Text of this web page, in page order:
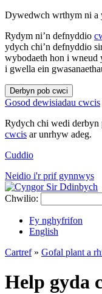
Dywedwch wrthym ni a
Rydym ni’n defnyddio
ydych chi’n defnyddio
wybodaeth hon i wneud
i gwella ein
Derbyn pob cwci
Gosod dewisiadau cwcis
Rydych chi wedi
cwcis ar unrhyw adeg.
Cuddio
Neidio i'r prif gynnwys
Chwilio:
Fy nghyfrifon
English
Cartref» Gofal plant a
Help gyda